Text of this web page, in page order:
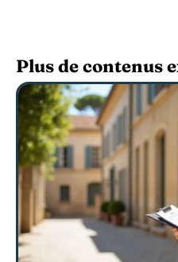
Plus de contenus